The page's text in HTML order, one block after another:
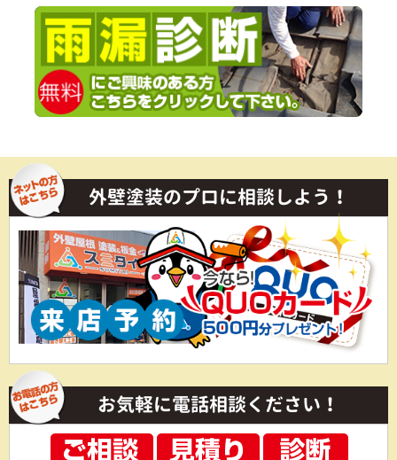
外壁塗装のプロに相談しよう！
お気軽に電話相談ください！